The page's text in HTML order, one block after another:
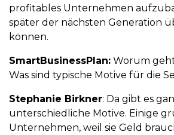
profitables Unternehmen
später der nächsten Generation
können.
SmartBusinessPlan: Worum
Was sind typische Motive für die
Stephanie Birkner: Da gibt es
unterschiedliche Motive. Einige
Unternehmen, weil sie Geld